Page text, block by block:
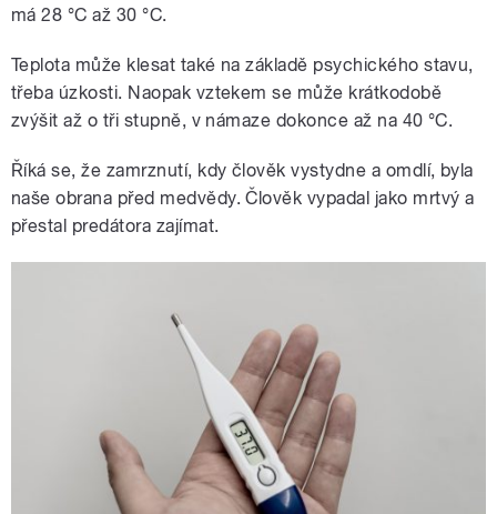
má 28 °C až 30 °C.
Teplota může klesat také na základě psychického stavu,
třeba úzkosti. Naopak vztekem se může krátkodobě
zvýšit až o tři stupně, v námaze dokonce až na 40 °C.
Říká se, že zamrznutí, kdy člověk vystydne a omdlí, byla
naše obrana před medvědy. Člověk vypadal jako mrtvý a
přestal predátora zajímat.